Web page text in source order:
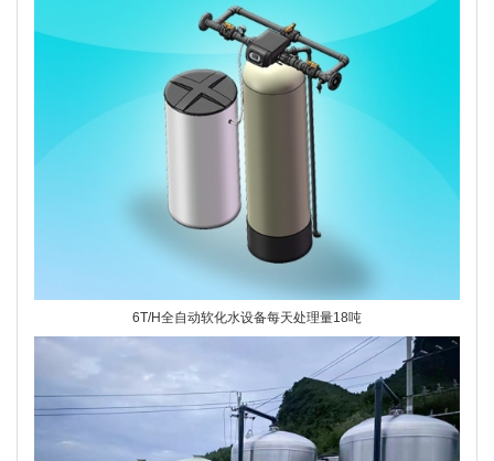
6T/H全自动软化水设备每天处理量18吨